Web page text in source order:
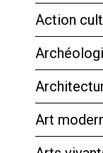
Action
Art